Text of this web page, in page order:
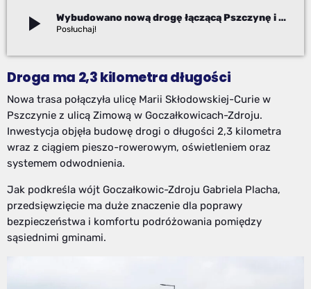
play_arrow Wybudowano nową drogę łączącą Pszczynę i Goczałkowice-Zdrój
Droga ma 2,3 kilometra długości
Nowa trasa połączyła ulicę Marii Skłodowskiej-Curie w
Pszczynie z ulicą Zimową w Goczałkowicach-Zdroju.
Inwestycja objęła budowę drogi o długości 2,3 kilometra
wraz z ciągiem pieszo-rowerowym, oświetleniem oraz
systemem odwodnienia.
Jak podkreśla wójt Goczałkowic-Zdroju Gabriela Placha,
przedsięwzięcie ma duże znaczenie dla poprawy
bezpieczeństwa i komfortu podróżowania pomiędzy
sąsiednimi gminami.